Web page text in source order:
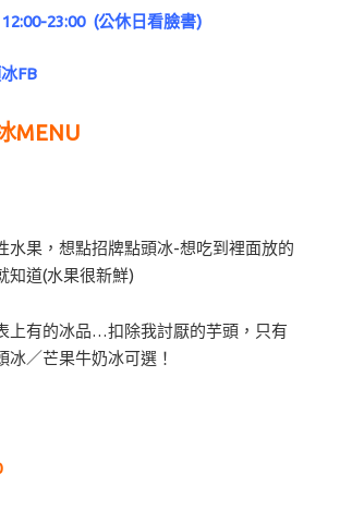
23:00 (公休日看臉書)
FB
MENU
水果，想點招牌點頭冰-想吃到裡面放的
知道(水果很新鮮)
上有的冰品…扣除我討厭的芋頭，只有
冰／芒果牛奶冰可選！